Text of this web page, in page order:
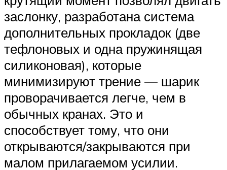
заслонку, разработана система
дополнительных прокладок (две
тефлоновых и одна пружинящая
силиконовая), которые
минимизируют трение — шарик
проворачивается легче, чем в
обычных кранах. Это и
способствует тому, что они
открываются/закрываются при
малом прилагаемом усилии.